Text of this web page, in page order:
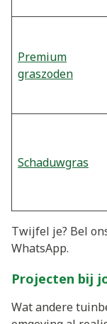
Premium
graszoden
Schaduwgras
Twijfel je? Bel
WhatsApp.
Projecten bij
Wat andere